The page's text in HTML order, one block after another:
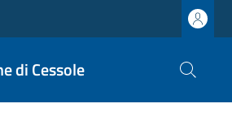
di Cessole